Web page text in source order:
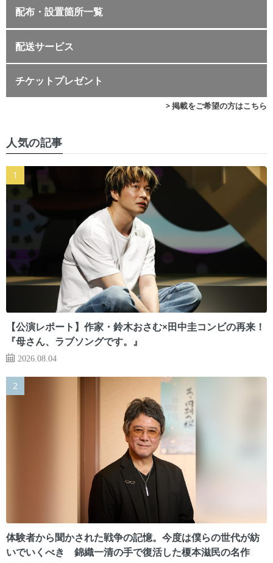
配布・設置箇所一覧
配送サービス
チケットプレゼント
> 掲載をご希望の方はこちら
人気の記事
【公演レポート】作家・鈴木おさむ×田中圭コンビの再来！
『母さん、ラブソングです。』
2026.08.04
体験者から聞かされた戦争の記憶。今度は僕らの世代が紡
いでいくべき 錦織一清の手で復活した榎本滋民の名作